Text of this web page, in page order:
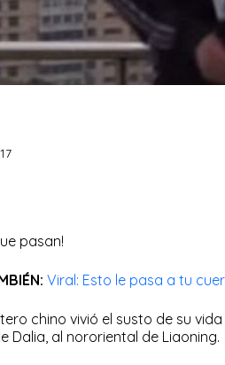
pasan!
Viral: Esto le pasa a tu
chino vivió el susto de su
Dalia, al nororiental de Liaoning.